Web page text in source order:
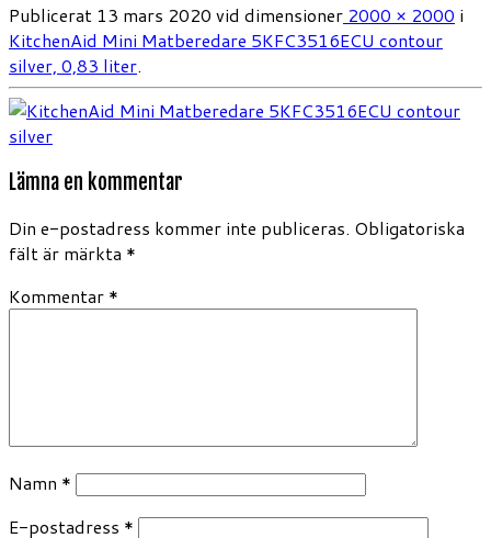
Publicerat 13 mars 2020 vid dimensioner 2000 × 2000 i
KitchenAid Mini Matberedare 5KFC3516ECU contour
silver, 0,83 liter.
Lämna en kommentar
Din e-postadress kommer inte publiceras. Obligatoriska
fält är märkta *
Kommentar *
Namn *
E-postadress *